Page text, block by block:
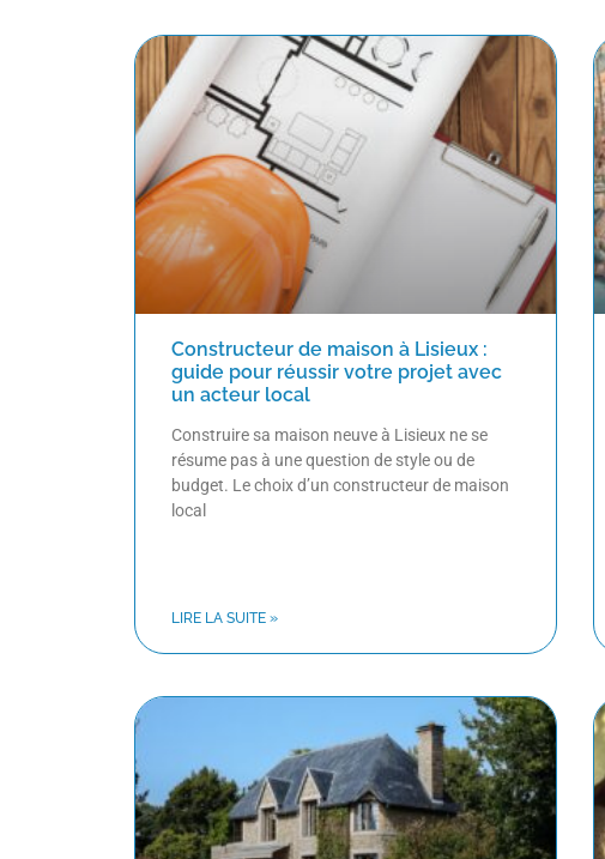
Constructeur de maison à Lisieux :
guide pour réussir votre projet avec
un acteur local
Construire sa maison neuve à Lisieux ne se
résume pas à une question de style ou de
budget. Le choix d’un constructeur de maison
local
LIRE LA SUITE »